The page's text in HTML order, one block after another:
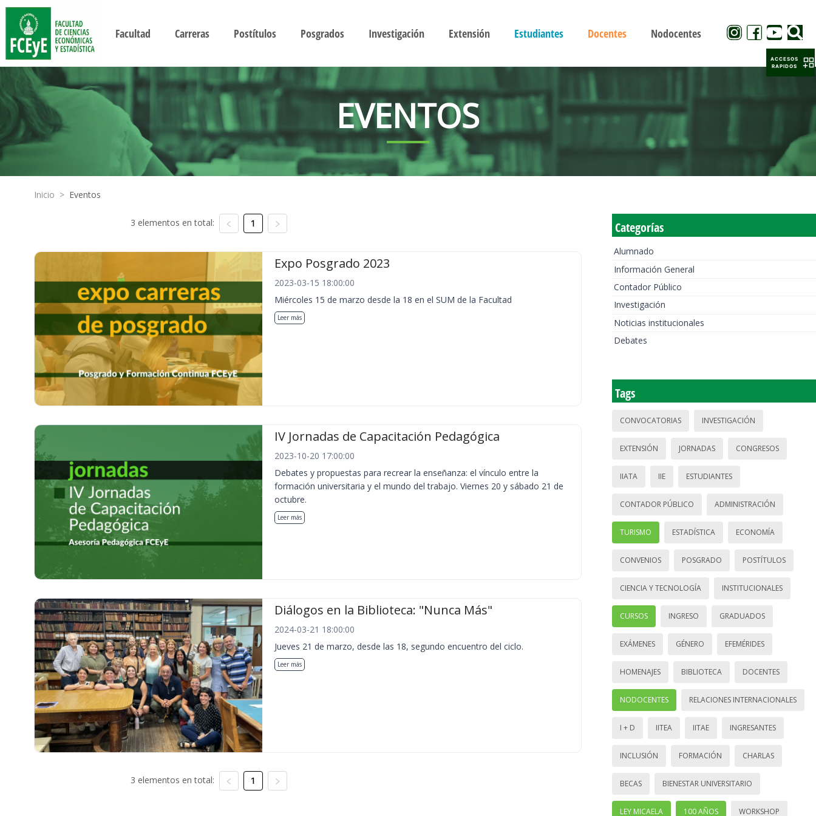
Facultad Carreras Postítulos Posgrados Investigación Extensión Estudiantes Docentes Nodocentes
EVENTOS
Inicio > Eventos
3 elementos en total: 1
Expo Posgrado 2023
2023-03-15 18:00:00
Miércoles 15 de marzo desde la 18 en el SUM de la Facultad
Leer más
IV Jornadas de Capacitación Pedagógica
2023-10-20 17:00:00
Debates y propuestas para recrear la enseñanza: el vínculo entre la
formación universitaria y el mundo del trabajo. Viernes 20 y sábado 21 de
octubre.
Leer más
Diálogos en la Biblioteca: "Nunca Más"
2024-03-21 18:00:00
Jueves 21 de marzo, desde las 18, segundo encuentro del ciclo.
Leer más
3 elementos en total: 1
Categorías
Alumnado
Información General
Contador Público
Investigación
Noticias institucionales
Debates
Tags
CONVOCATORIAS INVESTIGACIÓN
EXTENSIÓN JORNADAS CONGRESOS
IIATA IIE ESTUDIANTES
CONTADOR PÚBLICO ADMINISTRACIÓN
TURISMO ESTADÍSTICA ECONOMÍA
CONVENIOS POSGRADO POSTÍTULOS
CIENCIA Y TECNOLOGÍA INSTITUCIONALES
CURSOS INGRESO GRADUADOS
EXÁMENES GÉNERO EFEMÉRIDES
HOMENAJES BIBLIOTECA DOCENTES
NODOCENTES RELACIONES INTERNACIONALES
I + D IITEA IITAE INGRESANTES
INCLUSIÓN FORMACIÓN CHARLAS
BECAS BIENESTAR UNIVERSITARIO
LEY MICAELA 100 AÑOS WORKSHOP
ACCESOS
RAPIDOS